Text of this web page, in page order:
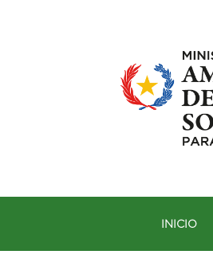
INICIO